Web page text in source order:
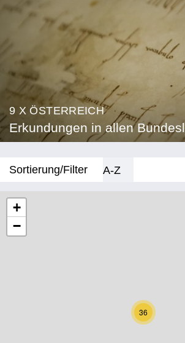
9 X ÖSTERREICH
Erkundungen in allen
Sortierung/Filter
A-Z
Niederösterreich
Oberösterreich
36
+
−